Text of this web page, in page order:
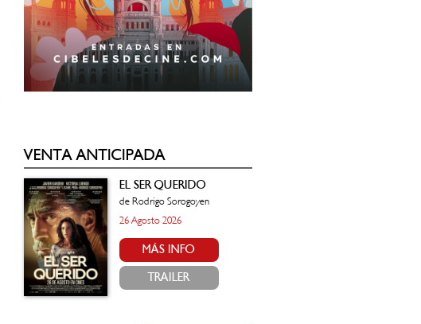
VENTA ANTICIPADA
EL SER QUERIDO
de Rodrigo Sorogoyen
26 Agosto 2026
MÁS INFO
TRAILER